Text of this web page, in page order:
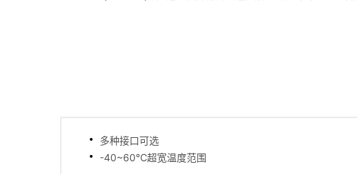
多种接口可选
-40~60℃超宽温度范围